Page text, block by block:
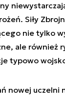
Siły
nie tylko
ale również
typowo
nowej uczelni